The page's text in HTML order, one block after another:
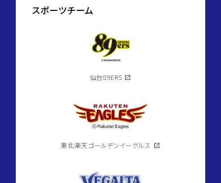
スポーツチーム
仙台89ERS open_in_new
東北楽天ゴールデンイーグルス open_in_new